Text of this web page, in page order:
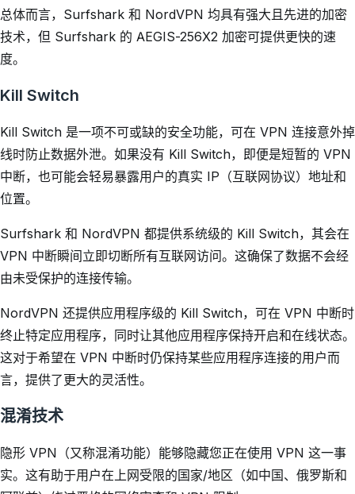
总体而言，Surfshark 和 NordVPN 均具有强大且先进的加密
技术，但 Surfshark 的 AEGIS-256X2 加密可提供更快的速
度。
Kill Switch
Kill Switch 是一项不可或缺的安全功能，可在 VPN 连接意外掉
线时防止数据外泄。如果没有 Kill Switch，即便是短暂的 VPN
中断，也可能会轻易暴露用户的真实 IP（互联网协议）地址和
位置。
Surfshark 和 NordVPN 都提供系统级的 Kill Switch，其会在
VPN 中断瞬间立即切断所有互联网访问。这确保了数据不会经
由未受保护的连接传输。
NordVPN 还提供应用程序级的 Kill Switch，可在 VPN 中断时
终止特定应用程序，同时让其他应用程序保持开启和在线状态。
这对于希望在 VPN 中断时仍保持某些应用程序连接的用户而
言，提供了更大的灵活性。
混淆技术
隐形 VPN（又称混淆功能）能够隐藏您正在使用 VPN 这一事
实。这有助于用户在上网受限的国家/地区（如中国、俄罗斯和